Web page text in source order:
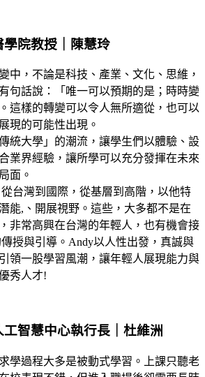
學院教授｜陳慧玲
中，不論是科技、產業、文化、思維，
句話說：「唯一可以預期的是；時時變
這樣的轉變可以令人無所適從，也可以
現的可能性出現。
統大學」的潮流，讓學生們以體驗、設
業界經驗，讓所學可以充分發揮在未來
面。
台灣到國際，從基層到高階，以他特
能,、開展視野。這些，大多都不是在
非常高興在台灣的年輕人，也有機會接
授與引導。Andy以人性出發，真誠與
領一股學習風潮，讓年輕人展現能力與
秀人才!
智慧中心執行長｜杜維洲
學過程大多是被動式學習。上課只聽老